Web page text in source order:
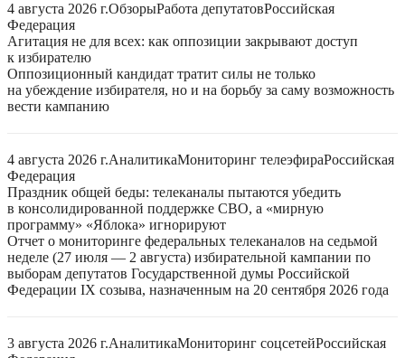
4 августа 2026 г.ОбзорыРабота депутатовРоссийская
Федерация
Агитация не для всех: как оппозиции закрывают доступ
к избирателю
Оппозиционный кандидат тратит силы не только
на убеждение избирателя, но и на борьбу за саму возможность
вести кампанию
4 августа 2026 г.АналитикаМониторинг телеэфираРоссийская
Федерация
Праздник общей беды: телеканалы пытаются убедить
в консолидированной поддержке СВО, а «мирную
программу» «Яблока» игнорируют
Отчет о мониторинге федеральных телеканалов на седьмой
неделе (27 июля — 2 августа) избирательной кампании по
выборам депутатов Государственной думы Российской
Федерации IX созыва, назначенным на 20 сентября 2026 года
3 августа 2026 г.АналитикаМониторинг соцсетейРоссийская